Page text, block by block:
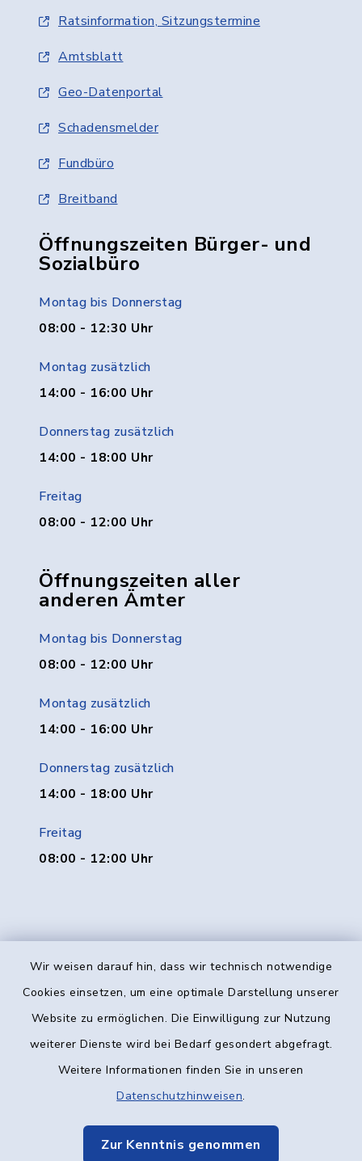
Wir weisen darauf hin, dass wir technisch notwendige
Cookies einsetzen, um eine optimale Darstellung unserer
Website zu ermöglichen. Die Einwilligung zur Nutzung
weiterer Dienste wird bei Bedarf gesondert abgefragt.
Weitere Informationen finden Sie in unseren
Datenschutzhinweisen.
Zur Kenntnis genommen
Ratsinformation, Sitzungstermine
Amtsblatt
Geo-Datenportal
Schadensmelder
Fundbüro
Breitband
Öffnungszeiten Bürger- und
Sozialbüro
Montag bis Donnerstag
08:00 - 12:30 Uhr
Montag zusätzlich
14:00 - 16:00 Uhr
Donnerstag zusätzlich
14:00 - 18:00 Uhr
Freitag
08:00 - 12:00 Uhr
Öffnungszeiten aller
anderen Ämter
Montag bis Donnerstag
08:00 - 12:00 Uhr
Montag zusätzlich
14:00 - 16:00 Uhr
Donnerstag zusätzlich
14:00 - 18:00 Uhr
Freitag
08:00 - 12:00 Uhr
Kontakt
Datenschutz